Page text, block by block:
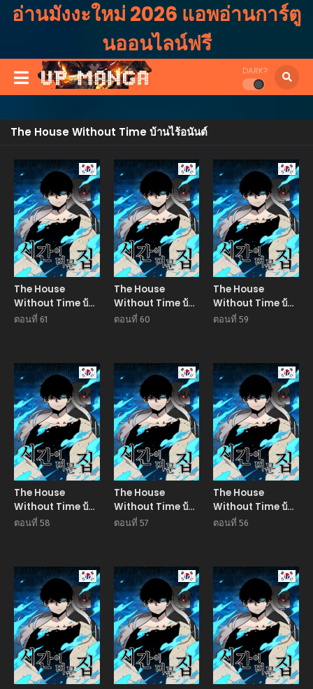
อ่านมังงะใหม่ 2026 แอพอ่านการ์ตู
นออนไลน์ฟรี
DARK?
The House Without Time บ้านไร้อนันต์
Manhwa
The House
Without Time บ้าน
ไร้อนันต์
ตอนที่ 61
Manhwa
The House
Without Time บ้าน
ไร้อนันต์
ตอนที่ 60
The House
Without Time บ้าน
ไร้อนันต์
ตอนที่ 59
Manhwa
The House
Without Time บ้าน
ไร้อนันต์
ตอนที่ 58
Manhwa
The House
Without Time บ้าน
ไร้อนันต์
ตอนที่ 57
The House
Without Time บ้าน
ไร้อนันต์
ตอนที่ 56
Manhwa Manhwa